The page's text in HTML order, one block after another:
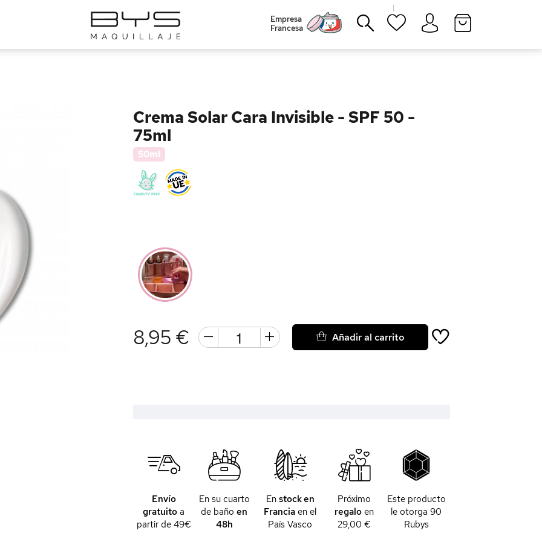
|
Empresa
Francesa
Crema Solar Cara Invisible - SPF 50 -
75ml
50ml
8,95 € Añadir al carrito
Envío
gratuito a
partir de 49€
En su cuarto
de bañoen
48h
En stock en
Francia en el
País Vasco
Próximo
regalo en
29,00 €
Este producto
le otorga90
Rubys